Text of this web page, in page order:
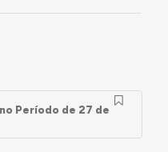
Período de 27 de